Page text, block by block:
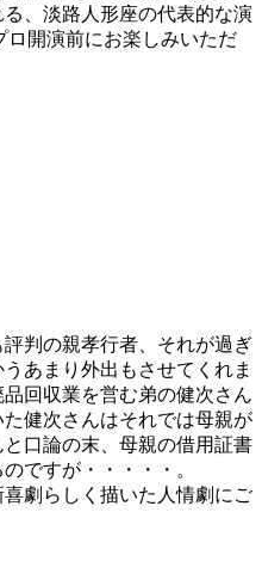
、淡路人形座の代表的な演
ロ開演前にお楽しみいただ
判の親孝行者、それが過ぎ
あまり外出もさせてくれま
回収業を営む弟の健次さん
健次さんはそれでは母親が
口論の末、母親の借用証書
ですが・・・・・。
劇らしく描いた人情劇にご